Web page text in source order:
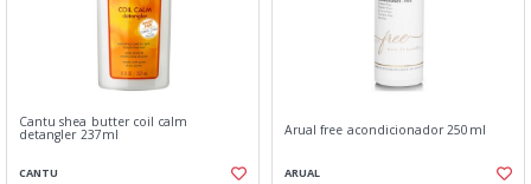
Cantu shea butter coil calm
detangler 237ml
CANTU
Arual free acondicionador 250ml
ARUAL